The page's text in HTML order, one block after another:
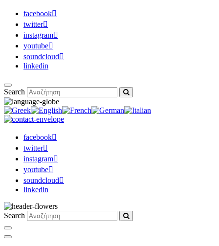
facebook
twitter
instagram
youtube
soundcloud
linkedin
Search
facebook
twitter
instagram
youtube
soundcloud
linkedin
Search